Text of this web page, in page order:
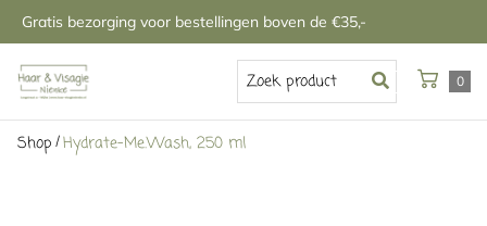
Gratis bezorging voor bestellingen boven de €35,-
0
Shop/Hydrate-Me.Wash, 250 ml